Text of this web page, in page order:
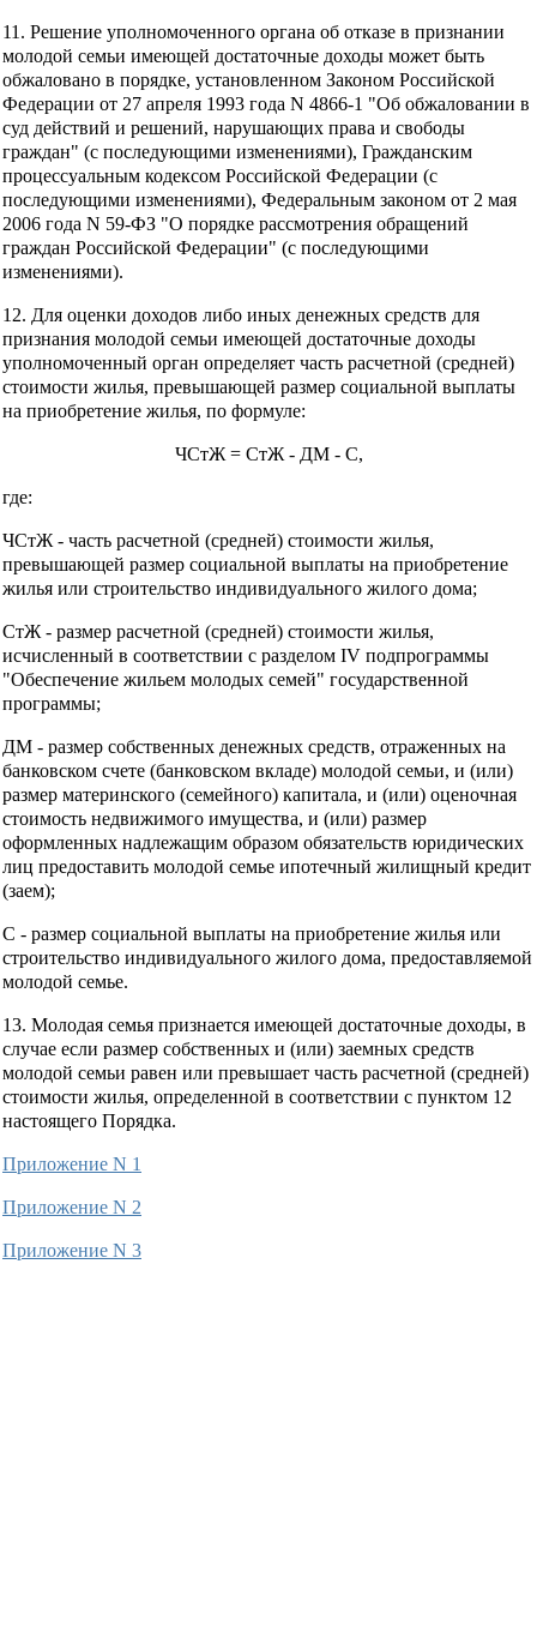
11. Решение уполномоченного органа об отказе в признании
молодой семьи имеющей достаточные доходы может быть
обжаловано в порядке, установленном Законом Российской
Федерации от 27 апреля 1993 года N 4866-1 "Об обжаловании в
суд действий и решений, нарушающих права и свободы
граждан" (с последующими изменениями), Гражданским
процессуальным кодексом Российской Федерации (с
последующими изменениями), Федеральным законом от 2 мая
2006 года N 59-ФЗ "О порядке рассмотрения обращений
граждан Российской Федерации" (с последующими
изменениями).
12. Для оценки доходов либо иных денежных средств для
признания молодой семьи имеющей достаточные доходы
уполномоченный орган определяет часть расчетной (средней)
стоимости жилья, превышающей размер социальной выплаты
на приобретение жилья, по формуле:
ЧСтЖ = СтЖ - ДМ - С,
где:
ЧСтЖ - часть расчетной (средней) стоимости жилья,
превышающей размер социальной выплаты на приобретение
жилья или строительство индивидуального жилого дома;
СтЖ - размер расчетной (средней) стоимости жилья,
исчисленный в соответствии с разделом IV подпрограммы
"Обеспечение жильем молодых семей" государственной
программы;
ДМ - размер собственных денежных средств, отраженных на
банковском счете (банковском вкладе) молодой семьи, и (или)
размер материнского (семейного) капитала, и (или) оценочная
стоимость недвижимого имущества, и (или) размер
оформленных надлежащим образом обязательств юридических
лиц предоставить молодой семье ипотечный жилищный кредит
(заем);
С - размер социальной выплаты на приобретение жилья или
строительство индивидуального жилого дома, предоставляемой
молодой семье.
13. Молодая семья признается имеющей достаточные доходы, в
случае если размер собственных и (или) заемных средств
молодой семьи равен или превышает часть расчетной (средней)
стоимости жилья, определенной в соответствии с пунктом 12
настоящего Порядка.
Приложение N 1
Приложение N 2
Приложение N 3